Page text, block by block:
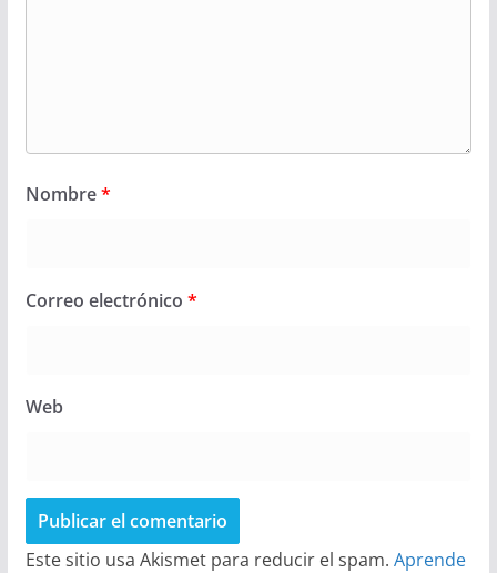
Nombre*
Correo electrónico *
Web
Este sitio usa Akismet para reducir el spam. Aprende